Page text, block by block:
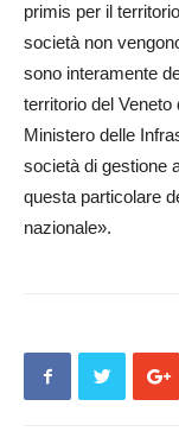
primis per il
società non
sono interamente
territorio del Veneto
Ministero delle
società di gestione
questa particolare
nazionale».